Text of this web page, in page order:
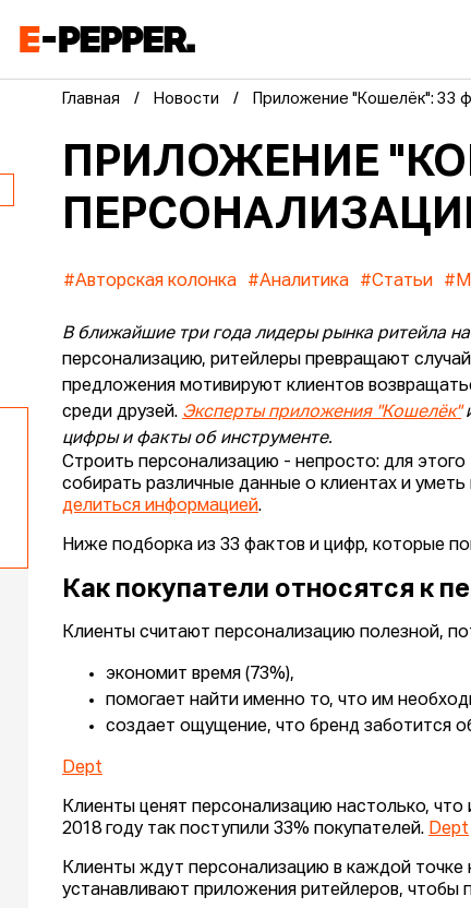
Главная Новости Приложение "Кошелёк": 33
ПРИЛОЖЕНИЕ
#Авторская колонка #Аналитика #Статьи
В ближайшие три года лидеры рынка ритейла
персонализацию, ритейлеры превращают
предложения мотивируют клиентов
среди друзей. Эксперты приложения "Кошелёк"
цифры и факты об инструменте.
Строить персонализацию - непросто: для
собирать различные данные о клиентах и
делиться информацией.
Ниже подборка из 33 фактов и цифр, которые
Как покупатели относятся к
Клиенты считают персонализацию полезной,
экономит время (73%),
помогает найти именно то, что им
создает ощущение, что бренд заботится
Dept
Клиенты ценят персонализацию настолько,
2018 году так поступили 33% покупателей. Dept
Клиенты ждут персонализацию в каждой точке
устанавливают приложения ритейлеров, чтобы